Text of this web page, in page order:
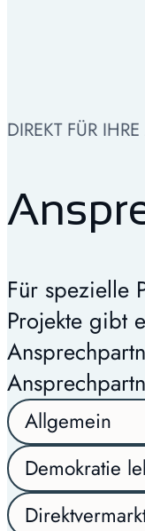
DIREKT FÜR
Für spezielle
Projekte gibt
Allgemein
Demokratie